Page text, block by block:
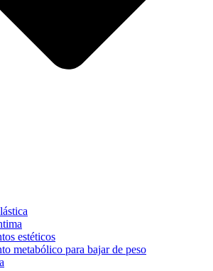
estéticos
metabólico para bajar de peso